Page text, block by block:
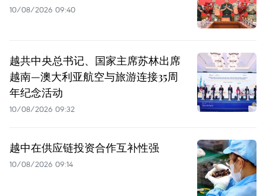
10/08/2026 09:40
越共中央总书记、国家主席苏林出席
越南—澳大利亚航空与旅游连接35周
年纪念活动
10/08/2026 09:32
越中在供应链投资合作互补性强
10/08/2026 09:14